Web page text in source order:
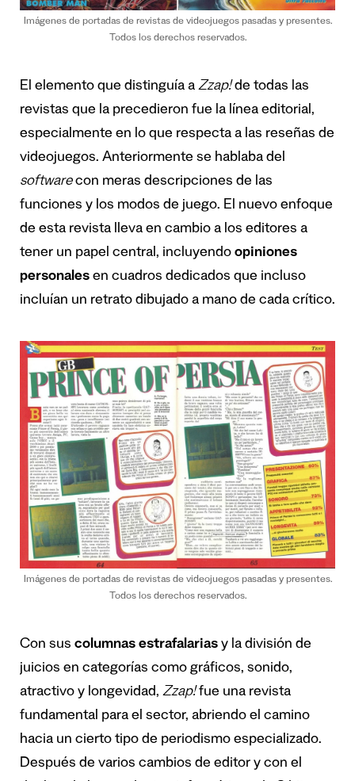
Imágenes de portadas de revistas de videojuegos pasadas y presentes.
Todos los derechos reservados.
El elemento que distinguía a Zzap!de todas las
revistas que la precedieron fue la línea editorial,
especialmente en lo que respecta a las reseñas de
videojuegos. Anteriormente se hablaba del
softwarecon meras descripciones de las
funciones y los modos de juego. El nuevo enfoque
de esta revista lleva en cambio a los editores a
tener un papel central, incluyendo opiniones
personales en cuadros dedicados que incluso
incluían un retrato dibujado a mano de cada crítico.
Imágenes de portadas de revistas de videojuegos pasadas y presentes.
Todos los derechos reservados.
Con sus columnas estrafalarias y la división de
juicios en categorías como gráficos, sonido,
atractivo y longevidad, Zzap!fue una revista
fundamental para el sector, abriendo el camino
hacia un cierto tipo de periodismo especializado.
Después de varios cambios de editor y con el